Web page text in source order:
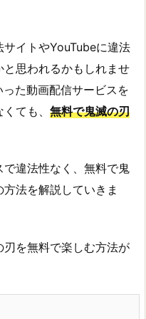
イトやYouTubeに違法
思われるかもしれませ
た動画配信サービスを
ても、 無料で鬼滅の刃
違法性なく、無料で鬼
法を解説していきま
を無料で楽しむ方法が